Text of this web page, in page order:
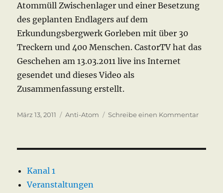
Atommüll Zwischenlager und einer Besetzung
des geplanten Endlagers auf dem
Erkundungsbergwerk Gorleben mit über 30
Treckern und 400 Menschen. CastorTV hat das
Geschehen am 13.03.2011 live ins Internet
gesendet und dieses Video als
Zusammenfassung erstellt.
Veröffentlicht
März 13, 2011 Kategorien
Anti-Atom Schreibe einen Kommentarzu
Kanal 1
Veranstaltungen